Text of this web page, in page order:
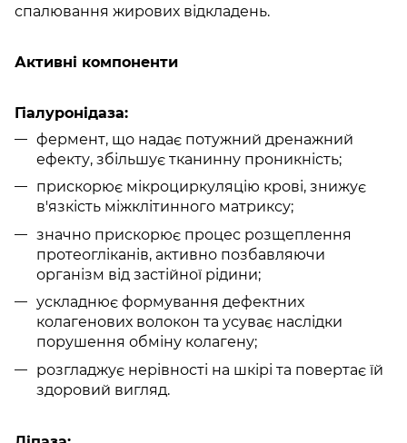
спалювання жирових відкладень.
Активні компоненти
Гіалуронідаза:
фермент, що надає потужний дренажний
ефекту, збільшує тканинну проникність;
прискорює мікроциркуляцію крові, знижує
в'язкість міжклітинного матриксу;
значно прискорює процес розщеплення
протеогліканів, активно позбавляючи
організм від застійної рідини;
ускладнює формування дефектних
колагенових волокон та усуває наслідки
порушення обміну колагену;
розгладжує нерівності на шкірі та повертає їй
здоровий вигляд.